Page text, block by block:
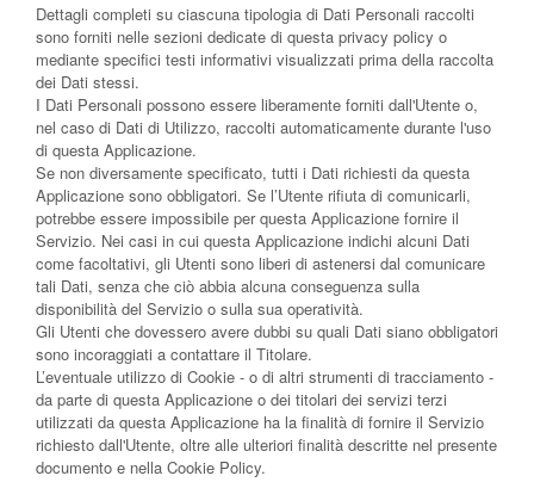
Dettagli completi su ciascuna tipologia di Dati Personali raccolti
sono forniti nelle sezioni dedicate di questa privacy policy o
mediante specifici testi informativi visualizzati prima della raccolta
dei Dati stessi.
I Dati Personali possono essere liberamente forniti dall'Utente o,
nel caso di Dati di Utilizzo, raccolti automaticamente durante l'uso
di questa Applicazione.
Se non diversamente specificato, tutti i Dati richiesti da questa
Applicazione sono obbligatori. Se l’Utente rifiuta di comunicarli,
potrebbe essere impossibile per questa Applicazione fornire il
Servizio. Nei casi in cui questa Applicazione indichi alcuni Dati
come facoltativi, gli Utenti sono liberi di astenersi dal comunicare
tali Dati, senza che ciò abbia alcuna conseguenza sulla
disponibilità del Servizio o sulla sua operatività.
Gli Utenti che dovessero avere dubbi su quali Dati siano obbligatori
sono incoraggiati a contattare il Titolare.
L’eventuale utilizzo di Cookie - o di altri strumenti di tracciamento -
da parte di questa Applicazione o dei titolari dei servizi terzi
utilizzati da questa Applicazione ha la finalità di fornire il Servizio
richiesto dall'Utente, oltre alle ulteriori finalità descritte nel presente
documento e nella Cookie Policy.